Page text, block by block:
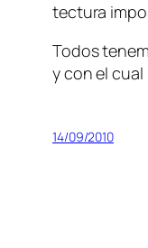
tec­tu­ra
Todos
y con el
14/09/2010